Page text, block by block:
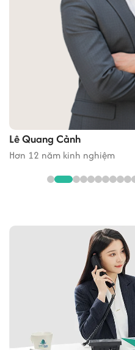
Bàn ghế, trang thiết bị
Sảnh tiếp khách sang
Phòng họp tiêu chuẩn,
Pantry phục vụ nước, cà
Thiết bị văn phòng tiêu
máy hủy giấy, camera
Lễ tân thay doanh
đón khách hàng khi đến
Hệ thống wifi, hỗ trợ
Lê Quang Cảnh
Hơn 12 năm kinh nghiệm